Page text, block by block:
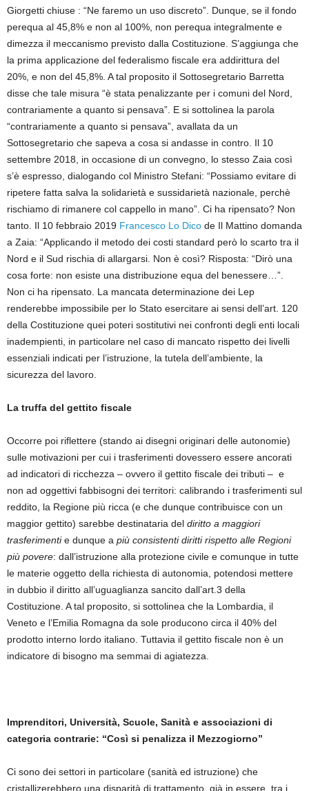
Giorgetti chiuse : “Ne faremo un uso discreto”. Dunque, se il fondo
perequa al 45,8% e non al 100%, non perequa integralmente e
dimezza il meccanismo previsto dalla Costituzione. S’aggiunga che
la prima applicazione del federalismo fiscale era addirittura del
20%, e non del 45,8%. A tal proposito il Sottosegretario Barretta
disse che tale misura “è stata penalizzante per i comuni del Nord,
contrariamente a quanto si pensava”. E si sottolinea la parola
“contrariamente a quanto si pensava”, avallata da un
Sottosegretario che sapeva a cosa si andasse in contro. Il 10
settembre 2018, in occasione di un convegno, lo stesso Zaia così
s’è espresso, dialogando col Ministro Stefani: “Possiamo evitare di
ripetere fatta salva la solidarietà e sussidarietà nazionale, perchè
rischiamo di rimanere col cappello in mano”. Ci ha ripensato? Non
tanto. Il 10 febbraio 2019 Francesco Lo Dico de Il Mattino domanda
a Zaia: “Applicando il metodo dei costi standard però lo scarto tra il
Nord e il Sud rischia di allargarsi. Non è così? Risposta: “Dirò una
cosa forte: non esiste una distribuzione equa del benessere…”.
Non ci ha ripensato. La mancata determinazione dei Lep
renderebbe impossibile per lo Stato esercitare ai sensi dell’art. 120
della Costituzione quei poteri sostitutivi nei confronti degli enti locali
inadempienti, in particolare nel caso di mancato rispetto dei livelli
essenziali indicati per l’istruzione, la tutela dell’ambiente, la
sicurezza del lavoro.
La truffa del gettito fiscale
Occorre poi riflettere (stando ai disegni originari delle autonomie)
sulle motivazioni per cui i trasferimenti dovessero essere ancorati
ad indicatori di ricchezza – ovvero il gettito fiscale dei tributi – e
non ad oggettivi fabbisogni dei territori: calibrando i trasferimenti sul
reddito, la Regione più ricca (e che dunque contribuisce con un
maggior gettito) sarebbe destinataria del diritto a maggiori
trasferimentie dunque a più consistenti diritti rispetto alle Regioni
più povere: dall’istruzione alla protezione civile e comunque in tutte
le materie oggetto della richiesta di autonomia, potendosi mettere
in dubbio il diritto all’uguaglianza sancito dall’art.3 della
Costituzione. A tal proposito, si sottolinea che la Lombardia, il
Veneto e l’Emilia Romagna da sole producono circa il 40% del
prodotto interno lordo italiano. Tuttavia il gettito fiscale non è un
indicatore di bisogno ma semmai di agiatezza.
Imprenditori, Università, Scuole, Sanità e associazioni di
categoria contrarie: “Così si penalizza il Mezzogiorno”
Ci sono dei settori in particolare (sanità ed istruzione) che
cristallizerebbero una disparità di trattamento, già in essere, tra i